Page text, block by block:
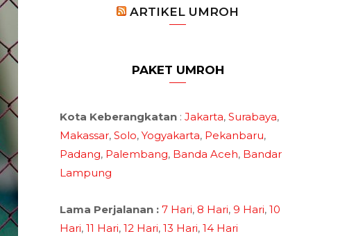
ARTIKEL UMROH
PAKET UMROH
Kota Keberangkatan : Jakarta, Surabaya,
Makassar, Solo, Yogyakarta, Pekanbaru,
Padang, Palembang, Banda Aceh, Bandar
Lampung
Lama Perjalanan : 7 Hari, 8 Hari, 9 Hari, 10
Hari, 11 Hari, 12 Hari, 13 Hari, 14 Hari